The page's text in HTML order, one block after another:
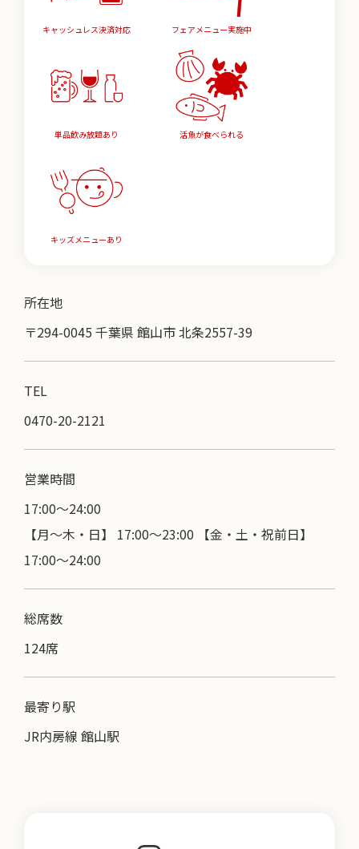
キャッシュレス決済対応 フェアメニュー実施中
単品飲み放題あり 活魚が食べられる
キッズメニューあり
所在地
〒294-0045 千葉県 館山市 北条2557-39
TEL
0470-20-2121
営業時間
17:00〜24:00
【月～木・日】 17:00～23:00 【金・土・祝前日】
17:00～24:00
総席数
124席
最寄り駅
JR内房線 館山駅